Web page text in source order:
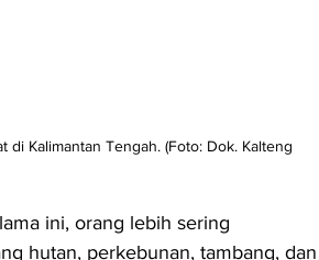
di Kalimantan Tengah. (Foto: Dok. Kalteng
ini, orang lebih sering
hutan, perkebunan, tambang, dan